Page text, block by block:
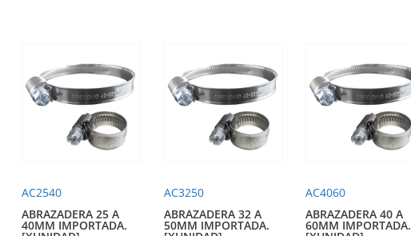
AC2540
ABRAZADERA 25 A
40MM IMPORTADA.
AC3250
ABRAZADERA 32 A
50MM IMPORTADA.
AC4060
ABRAZADERA 40 A
60MM IMPORTADA.